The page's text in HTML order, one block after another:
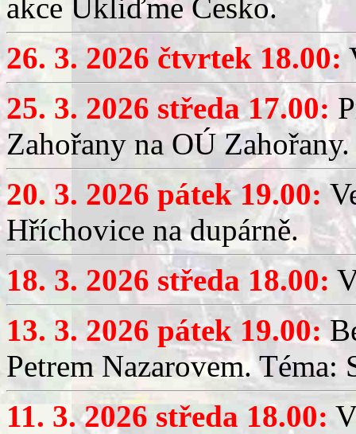
akce Ukliďme Česko.
26. 3. 2026 čtvrtek 18.00:
25. 3. 2026 středa 17.00:
Zahořany na OÚ Zahořany.
20. 3. 2026 pátek 19.00:
Hříchovice na dupárně.
18. 3. 2026 středa 18.00:
13. 3. 2026 pátek 19.00:
Petrem Nazarovem. Téma:
11. 3. 2026 středa 18.00: